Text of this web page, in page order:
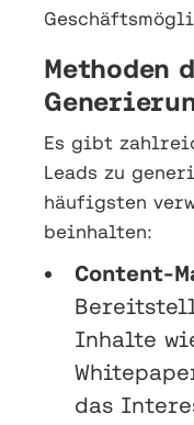
Methoden
Es gibt
Leads zu
häufigsten
beinhalten:
Content-
Inhalte
das